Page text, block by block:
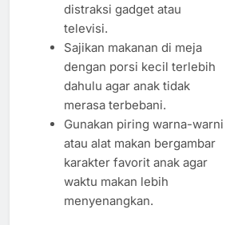
distraksi gadget atau
televisi.
Sajikan makanan di meja
dengan porsi kecil terlebih
dahulu agar anak tidak
merasa terbebani.
Gunakan piring warna-warni
atau alat makan bergambar
karakter favorit anak agar
waktu makan lebih
menyenangkan.